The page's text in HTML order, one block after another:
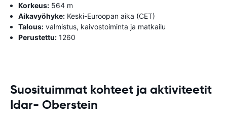
Korkeus: 564 m
Aikavyöhyke: Keski-Euroopan aika (CET)
Talous: valmistus, kaivostoiminta ja matkailu
Perustettu: 1260
Suosituimmat kohteet ja aktiviteetit
Idar- Oberstein